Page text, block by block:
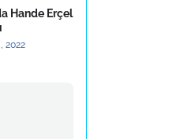
Hande Erçel
2022